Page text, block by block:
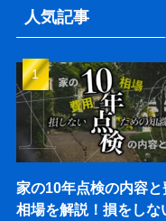
人気記事
家の10年点検の内容と
相場を解説！損をしな